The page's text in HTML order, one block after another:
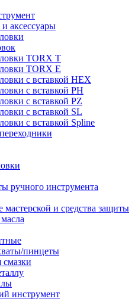
аксессуары
TORX T
TORX Е
с вставкой HEX
с вставкой PH
с вставкой PZ
с вставкой SL
с вставкой Spline
ручного инструмента
мастерской и средства защиты
пинцеты
инструмент